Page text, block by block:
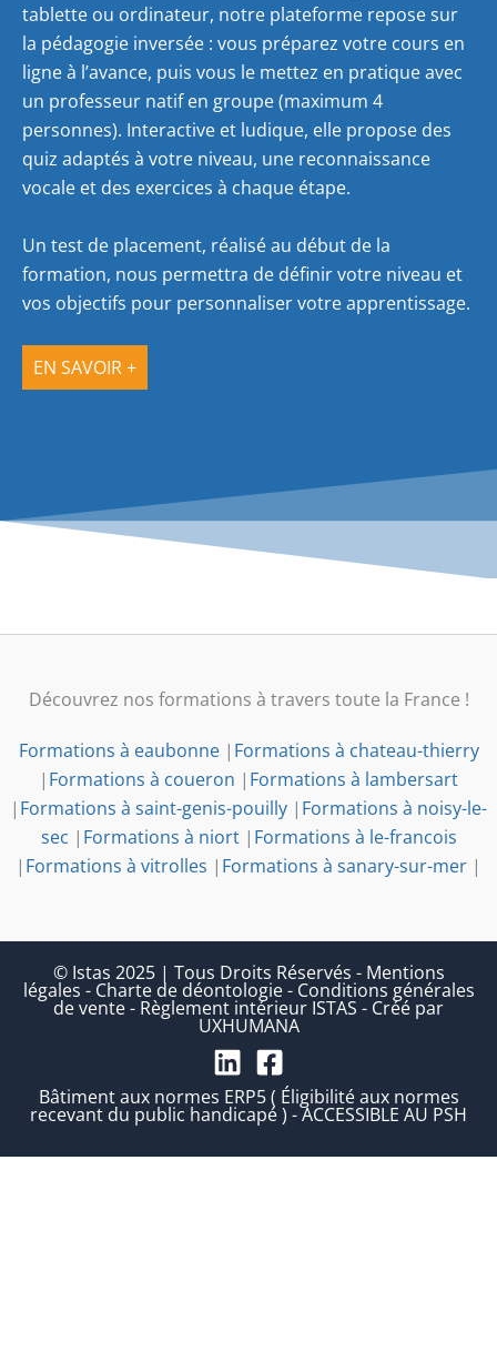
tablette ou ordinateur, notre plateforme repose sur
la pédagogie inversée : vous préparez votre cours en
ligne à l’avance, puis vous le mettez en pratique avec
un professeur natif en groupe (maximum 4
personnes). Interactive et ludique, elle propose des
quiz adaptés à votre niveau, une reconnaissance
vocale et des exercices à chaque étape.
Un test de placement, réalisé au début de la
formation, nous permettra de définir votre niveau et
vos objectifs pour personnaliser votre apprentissage.
EN SAVOIR +
Découvrez nos formations à travers toute la France !
Formations à eaubonne| Formations à chateau-thierry
| Formations à coueron | Formations à lambersart
| Formations à saint-genis-pouilly | Formations à noisy-le-
sec | Formations à niort| Formations à le-francois
| Formations à vitrolles | Formations à sanary-sur-mer |
© Istas 2025 | Tous Droits Réservés - Mentions
légales - Charte de déontologie- Conditions générales
de vente- Règlement intérieur ISTAS - Créé par
UXHUMANA
Bâtiment aux normes ERP5 ( Éligibilité aux normes
recevant du public handicapé ) - ACCESSIBLE AU PSH